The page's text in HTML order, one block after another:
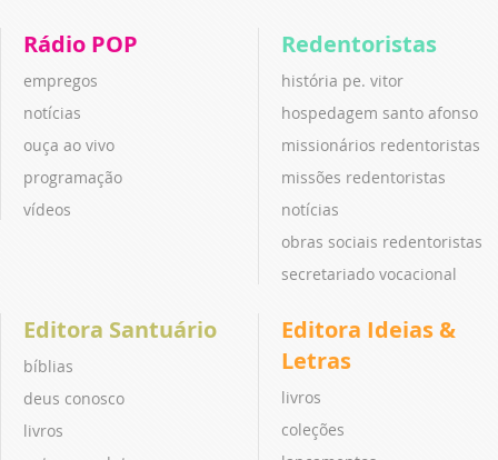
Rádio POP
empregos
notícias
ouça ao vivo
programação
vídeos
Redentoristas
história pe. vitor
hospedagem santo afonso
missionários redentoristas
missões redentoristas
notícias
obras sociais redentoristas
secretariado vocacional
Editora Santuário
bíblias
deus conosco
livros
Editora Ideias &
Letras
livros
coleções